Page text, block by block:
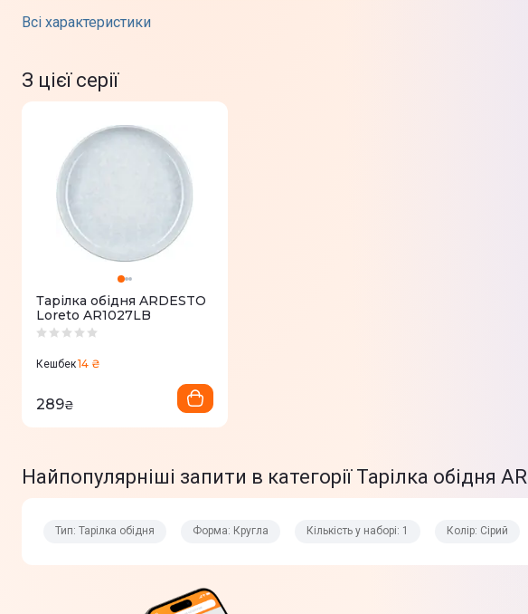
Всі характеристики
Комплектація
Юридична інформація
З цієї серії
Тарілка обідня ARDESTO
Loreto AR1027LB
Кешбек14 ₴
289₴
Найпопулярніші запити в категорії Тарілка обідня
Тип: Тарілка обідня Форма: Кругла Кількість у наборі: 1 Колір: Сірий